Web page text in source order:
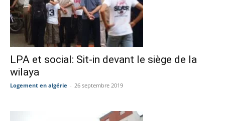
LPA et social: Sit-in devant le siège de la
wilaya
Logement en algérie - 26 septembre 2019